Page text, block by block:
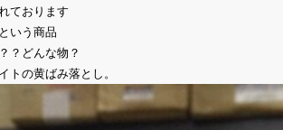
ております
いう商品
？どんな物？
トの黄ばみ落とし。